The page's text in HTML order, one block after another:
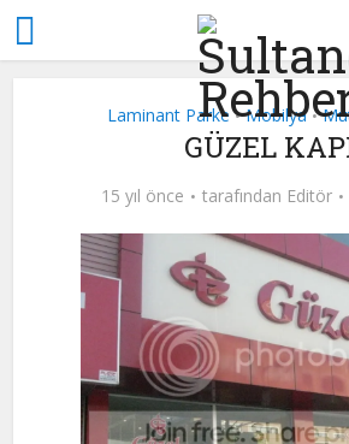
Laminant Parke • Mobilya •
GÜZEL
15 yıl önce tarafından Editör